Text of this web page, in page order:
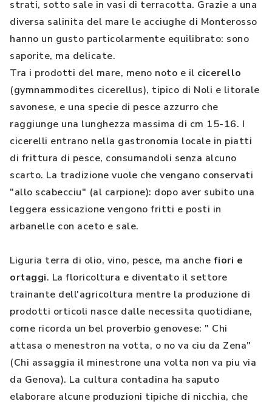
strati, sotto sale in vasi di terracotta. Grazie a una
diversa salinita del mare le acciughe di Monterosso
hanno un gusto particolarmente equilibrato: sono
saporite, ma delicate.
Tra i prodotti del mare, meno noto e il cicerello
(gymnammodites cicerellus), tipico di Noli e litorale
savonese, e una specie di pesce azzurro che
raggiunge una lunghezza massima di cm 15-16. I
cicerelli entrano nella gastronomia locale in piatti
di frittura di pesce, consumandoli senza alcuno
scarto. La tradizione vuole che vengano conservati
"allo scabecciu" (al carpione): dopo aver subito una
leggera essicazione vengono fritti e posti in
arbanelle con aceto e sale.
Liguria terra di olio, vino, pesce, ma anche fiori e
ortaggi. La floricoltura e diventato il settore
trainante dell'agricoltura mentre la produzione di
prodotti orticoli nasce dalle necessita quotidiane,
come ricorda un bel proverbio genovese: " Chi
attasa o menestron na votta, o no va ciu da Zena"
(Chi assaggia il minestrone una volta non va piu via
da Genova). La cultura contadina ha saputo
elaborare alcune produzioni tipiche di nicchia, che